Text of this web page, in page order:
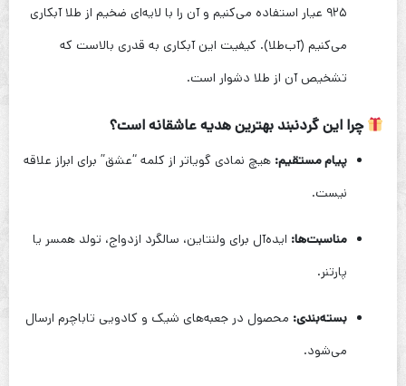
۹۲۵ عیار استفاده می‌کنیم و آن را با لایه‌ای ضخیم از طلا آبکاری
می‌کنیم (آب‌طلا). کیفیت این آبکاری به قدری بالاست که
تشخیص آن از طلا دشوار است.
چرا این گردنبند بهترین هدیه عاشقانه است؟
پیام مستقیم: هیچ نمادی گویاتر از کلمه “عشق” برای ابراز علاقه
نیست.
مناسبت‌ها: ایده‌آل برای ولنتاین، سالگرد ازدواج، تولد همسر یا
پارتنر.
بسته‌بندی: محصول در جعبه‌های شیک و کادویی تاباچرم ارسال
می‌شود.